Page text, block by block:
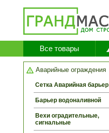
Все товары
Аварийные ограждения
Сетка Аварийная барьер
Барьер водоналивной
Вехи оградительные,
сигнальные